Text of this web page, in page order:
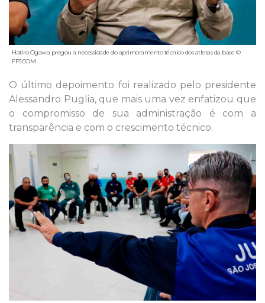
Hatiro Ogawa pregou a necessidade do aprimoramento técnico dos atletas da base ©
FPJCOM
O último depoimento foi realizado pelo presidente
Alessandro Puglia, que mais uma vez enfatizou que
o compromisso de sua administração é com a
transparência e com o crescimento técnico.